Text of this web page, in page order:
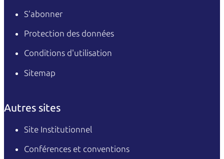
S’abonner
Protection des données
Conditions d'utilisation
Sitemap
Autres sites
Site Institutionnel
Conférences et conventions